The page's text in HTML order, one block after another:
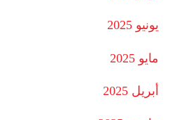
يونيو 2025
مايو 2025
أبريل 2025